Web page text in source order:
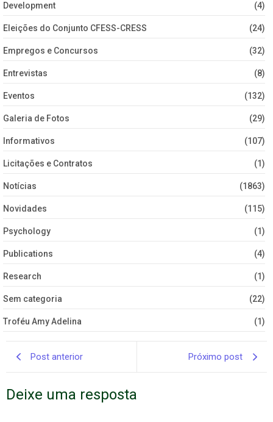
Development (4)
Eleições do Conjunto CFESS-CRESS (24)
Empregos e Concursos (32)
Entrevistas (8)
Eventos (132)
Galeria de Fotos (29)
Informativos (107)
Licitações e Contratos (1)
Notícias (1863)
Novidades (115)
Psychology (1)
Publications (4)
Research (1)
Sem categoria (22)
Troféu Amy Adelina (1)
Post anterior Próximo post
Deixe uma resposta